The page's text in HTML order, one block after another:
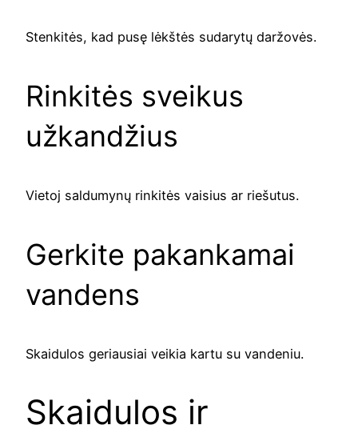
Stenkitės, kad pusę lėkštės sudarytų daržovės.
Rinkitės sveikus
užkandžius
Vietoj saldumynų rinkitės vaisius ar riešutus.
Gerkite pakankamai
vandens
Skaidulos geriausiai veikia kartu su vandeniu.
Skaidulos ir